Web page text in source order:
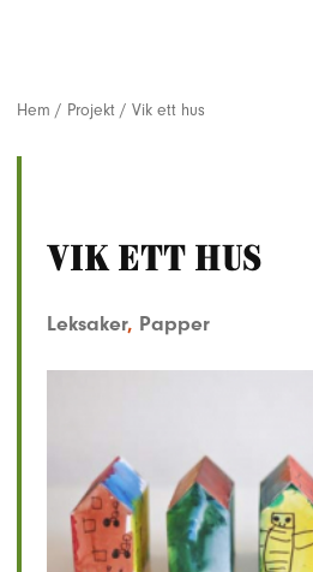
Hem / Projekt / Vik ett hus
Vik ett hus
Leksaker, Papper